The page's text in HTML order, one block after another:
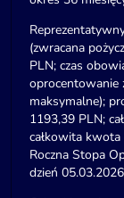
(zwracana
PLN; czas
oprocentowanie
maksymalne);
1193,39 PLN;
całkowita kwota
Roczna Stopa
dzień